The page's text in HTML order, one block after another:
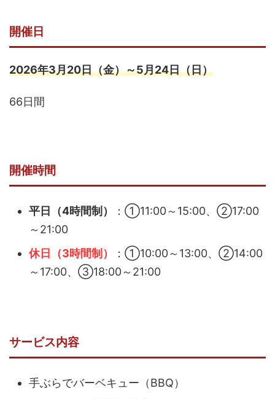
開催日
2026年3月20日（金）～5月24日（日）
66日間
開催時間
平日（4時間制）
：①11:00～15:00、②17:00
～21:00
休日（3時間制）
：①10:00～13:00、②14:00
～17:00、③18:00～21:00
サービス内容
手ぶらでバーベキュー（BBQ）